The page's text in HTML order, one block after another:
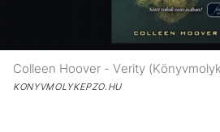
Colleen Hoover - Verity
KONYVMOLYKEPZO.HU